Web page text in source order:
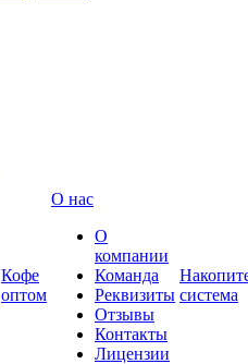
Кофе
оптом
О нас
О
компании
Команда
Реквизиты
Отзывы
Контакты
Лицензии
система